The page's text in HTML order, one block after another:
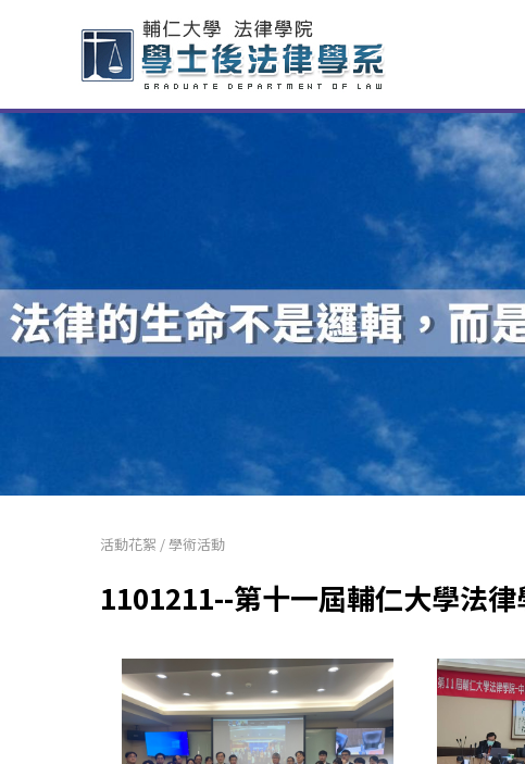
活動花絮 /學術活動
1101211--第十一屆輔仁大學法